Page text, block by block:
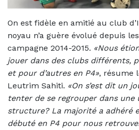
On est fidèle en amitié au club
noyau n’a guère évolué depuis
campagne 2014-2015. «Nous
jouer dans des clubs différents,
et pour d’autres en P4», résume
Leutrim Sahiti. «On s’est dit un
tenter de se regrouper dans une
structure? La majorité a adhéré
débuté en P4 pour nous